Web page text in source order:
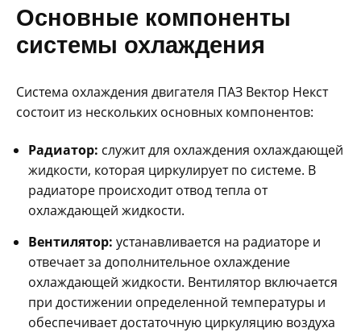
Основные компоненты
системы охлаждения
Система охлаждения двигателя ПАЗ Вектор Некст
состоит из нескольких основных компонентов:
Радиатор: служит для охлаждения охлаждающей
жидкости, которая циркулирует по системе. В
радиаторе происходит отвод тепла от
охлаждающей жидкости.
Вентилятор: устанавливается на радиаторе и
отвечает за дополнительное охлаждение
охлаждающей жидкости. Вентилятор включается
при достижении определенной температуры и
обеспечивает достаточную циркуляцию воздуха